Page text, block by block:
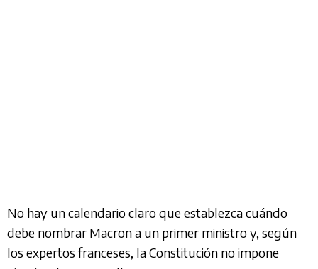
No hay un calendario claro que establezca cuándo
debe nombrar Macron a un primer ministro y, según
los expertos franceses, la Constitución no impone